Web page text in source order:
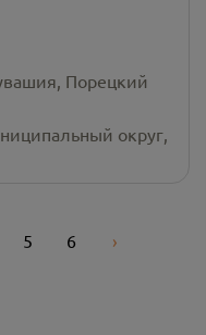
Порецкий
округ,
5 6 ›Next